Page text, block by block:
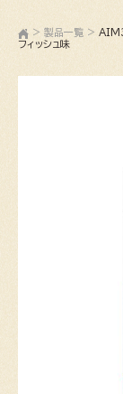
> 製品一覧 >
フィッシュ味